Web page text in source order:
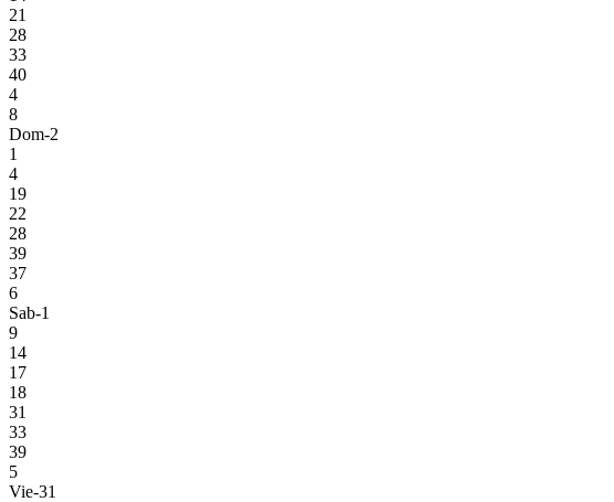
21
28
33
40
4
8
Dom-2
1
4
19
22
28
39
37
6
Sab-1
9
14
17
18
31
33
39
5
Vie-31